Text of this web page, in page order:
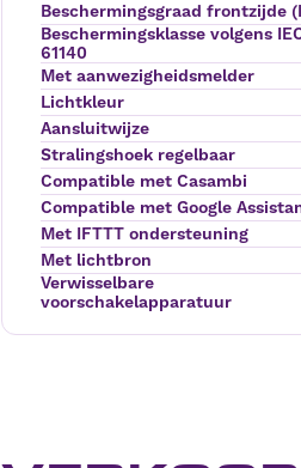
Beschermingsgraad frontzijde
Beschermingsklasse volgens
61140
Met aanwezigheidsmelder
Lichtkleur
Aansluitwijze
Stralingshoek regelbaar
Compatible met Casambi
Compatible met Google
Met IFTTT ondersteuning
Met lichtbron
Verwisselbare
voorschakelapparatuur